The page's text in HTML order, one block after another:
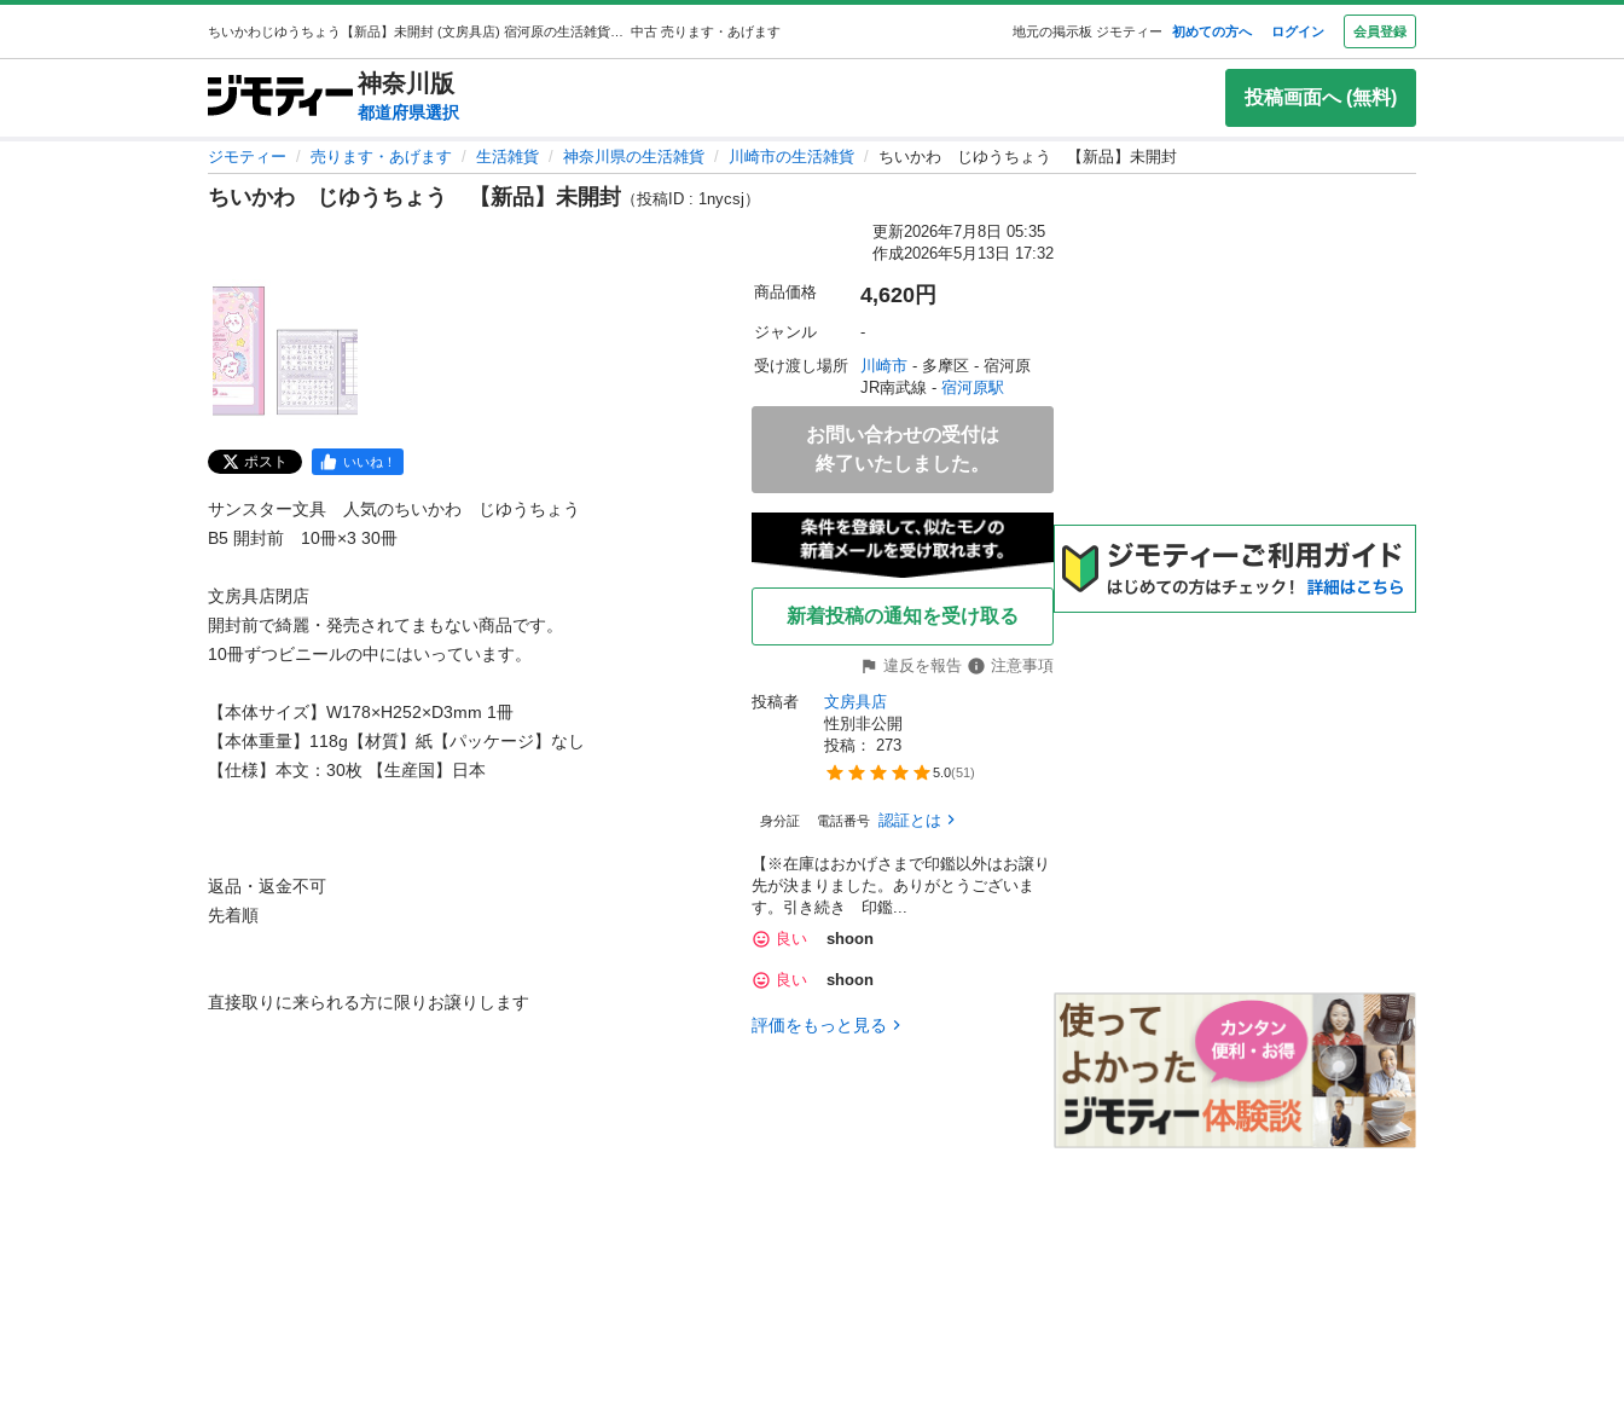
中古 売ります・あげます 地元の掲示板 ジモティー 初めての方へ ログイン 会員登録
神奈川 版
都道府県選択
投稿画面へ (無料)
ジモティー 売ります・あげます 生活雑貨 神奈川県の生活雑貨 川崎市の生活雑貨 ちいかわ じゆうちょう 【新品】未開封
ちいかわ じゆうちょう 【新品】未開封 （投稿ID : 1nycsj）
更新2026年7月8日 05:35
作成2026年5月13日 17:32
ポスト いいね！
サンスター文具　人気のちいかわ　じゆうちょう
B5 開封前　10冊×3 30冊
文房具店閉店
開封前で綺麗・発売されてまもない商品です。
10冊ずつビニールの中にはいっています。
【本体サイズ】W178×H252×D3mm 1冊
【本体重量】118g【材質】紙【パッケージ】なし
【仕様】本文：30枚 【生産国】日本
返品・返金不可
先着順
直接取りに来られる方に限りお譲りします
商品価格 4,620円
ジャンル
-
受け渡し場所
川崎市 - 多摩区 - 宿河原
JR南武線 - 宿河原駅
お問い合わせの受付は
終了いたしました。
新着投稿の通知を受け取る
違反を報告
注意事項
投稿者
文房具店
性別非公開
投稿： 273
5.0(51 )
身分証 電話番号 認証とは
【※在庫はおかげさまで印鑑以外はお譲り
先が決まりました。ありがとうございま
す。引き続き 印鑑...
良い
shoon
良い shoon
評価をもっと見る